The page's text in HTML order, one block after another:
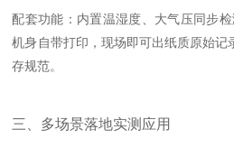
配套功能 ：内置温湿度、大气压同步
机身自带打印，现场即可出纸质原始记
存规范。
三、多场景落地实测应用